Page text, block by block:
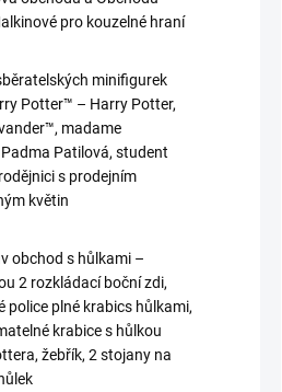
pro kouzelné hraní
minifigurek
Potter™ – Harry Potter,
madame
Patilová, student
s prodejním
květin
obchod s hůlkami –
2 rozkládací boční zdi,
police plné krabics hůlkami,
krabice s hůlkou
žebřík, 2 stojany na